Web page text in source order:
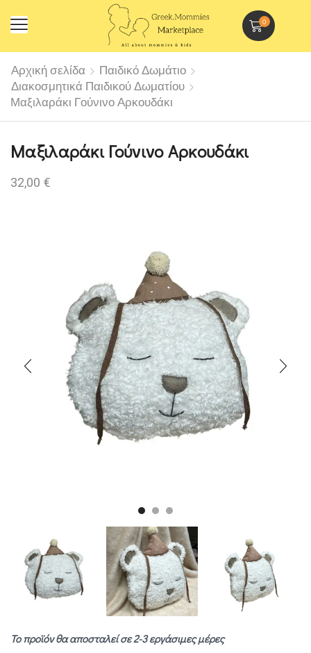
0
Αρχική σελίδα
Παιδικό Δωμάτιο
Διακοσμητικά Παιδικού Δωματίου
Μαξιλαράκι Γούνινο Αρκουδάκι
Μαξιλαράκι Γούνινο Αρκουδάκι
32,00 €
Το προϊόν θα αποσταλεί σε 2-3 εργάσιμες μέρες